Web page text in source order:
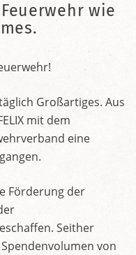
wie
Großartiges. Aus
mit dem
eine
Förderung der
Seither
von